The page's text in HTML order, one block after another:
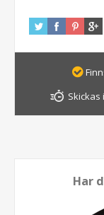
Skickas
Har